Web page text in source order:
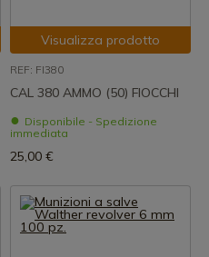
Visualizza prodotto
REF: FI380
CAL 380 AMMO (50) FIOCCHI
Disponibile - Spedizione
immediata
25,00 €